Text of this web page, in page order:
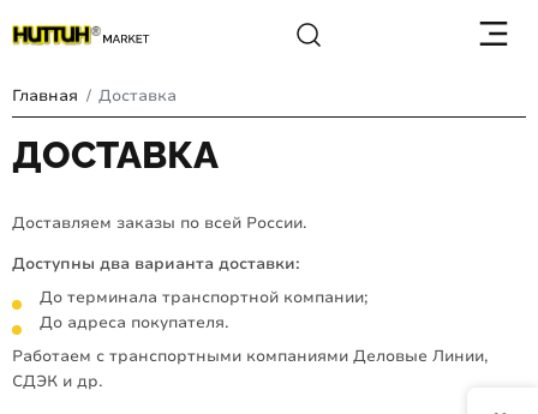
Главная Доставка
ДОСТАВКА
Доставляем заказы по всей России.
Доступны два варианта доставки:
До терминала транспортной компании;
До адреса покупателя.
Работаем с транспортными компаниями Деловые Линии,
СДЭК и др.